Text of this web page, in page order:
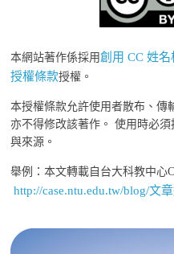
本網站著作係採用創用 CC 姓
授權條款授權。
本授權條款允許使用者散布、傳
亦不得修改該著作。 使用時必
與來源。
舉例：本文轉載自台大科教中心
http://case.ntu.edu.tw/blog/文